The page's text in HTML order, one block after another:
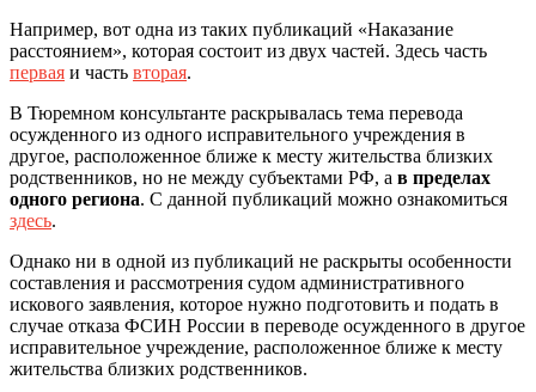
Например, вот одна из таких публикаций «Наказание
расстоянием», которая состоит из двух частей. Здесь часть
первая и часть вторая.
В Тюремном консультанте раскрывалась тема перевода
осужденного из одного исправительного учреждения в
другое, расположенное ближе к месту жительства близких
родственников, но не между субъектами РФ, а в пределах
одного региона. С данной публикаций можно ознакомиться
здесь.
Однако ни в одной из публикаций не раскрыты особенности
составления и рассмотрения судом административного
искового заявления, которое нужно подготовить и подать в
случае отказа ФСИН России в переводе осужденного в другое
исправительное учреждение, расположенное ближе к месту
жительства близких родственников.